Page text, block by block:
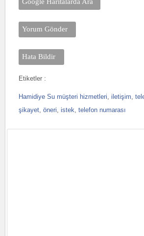
Yorum Gönder
Hata Bildir
Etiketler :
Hamidiye Su müşteri hizmetleri, iletişim,
şikayet, öneri, istek, telefon numarası